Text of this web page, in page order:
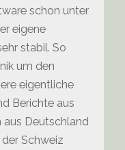
schon unter
eigene
stabil. So
um den
eigentliche
Berichte aus
aus Deutschland
Schweiz